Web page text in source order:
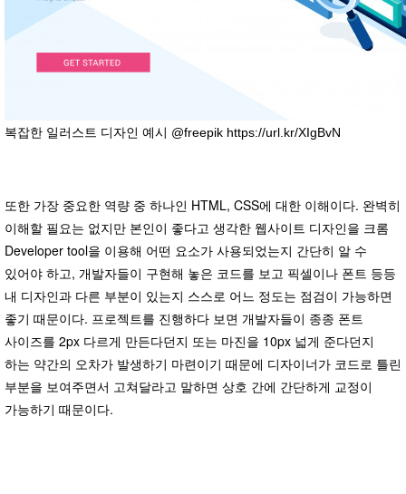
복잡한 일러스트 디자인 예시 @freepik https://url.kr/XIgBvN
또한 가장 중요한 역량 중 하나인 HTML, CSS에 대한 이해이다. 완벽히
이해할 필요는 없지만 본인이 좋다고 생각한 웹사이트 디자인을 크롬
Developer tool을 이용해 어떤 요소가 사용되었는지 간단히 알 수
있어야 하고, 개발자들이 구현해 놓은 코드를 보고 픽셀이나 폰트 등등
내 디자인과 다른 부분이 있는지 스스로 어느 정도는 점검이 가능하면
좋기 때문이다. 프로젝트를 진행하다 보면 개발자들이 종종 폰트
사이즈를 2px 다르게 만든다던지 또는 마진을 10px 넓게 준다던지
하는 약간의 오차가 발생하기 마련이기 때문에 디자이너가 코드로 틀린
부분을 보여주면서 고쳐달라고 말하면 상호 간에 간단하게 교정이
가능하기 때문이다.